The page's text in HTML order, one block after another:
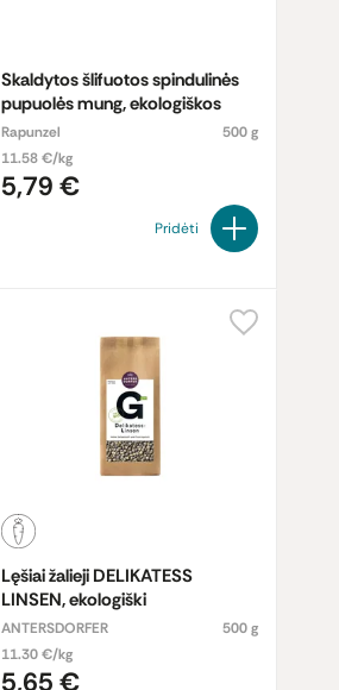
Skaldytos šlifuotos spindulinės
pupuolės mung, ekologiškos
Rapunzel
500 g
11.58 €/kg
5,79 €
Pridėti
Lęšiai žalieji DELIKATESS
LINSEN, ekologiški
ANTERSDORFER
500 g
11.30 €/kg
5,65 €